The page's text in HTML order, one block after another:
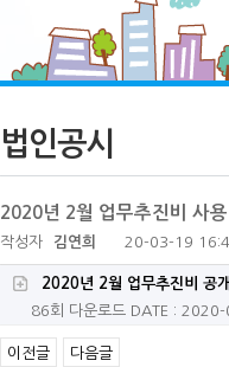
법인공시
2020년 2월 업무추진비 사
작성자 김연희 20-03-19
2020년 2월 업무추진비 공
86회 다운로드 DATE :
이전글 다음글